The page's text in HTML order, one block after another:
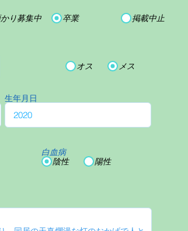
り募集中 卒業 掲載中止
オス メス
生年月日
白血病
陰性
陽性